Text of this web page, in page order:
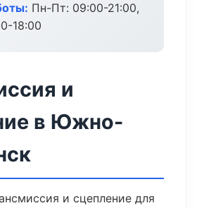
Пн-Пт: 09:00-21:00,
18:00
и
в Южно-
и сцепление для